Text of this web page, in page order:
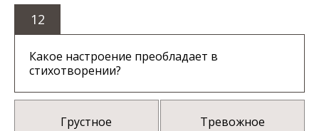
12
Какое настроение преобладает в
стихотворении?
Грустное Тревожное